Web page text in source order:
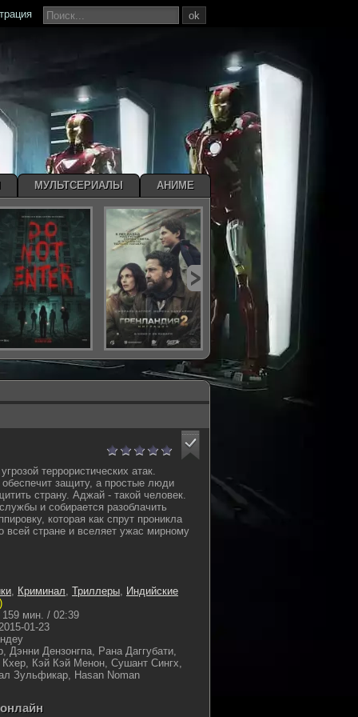
террористических атак.
защиту, а простые люди
страну. Аджай - такой человек.
и собирается разоблачить
которая как спрут проникла
всей стране и вселяет ужас мирному
, Криминал, Триллеры, Индийские
159 мин. / 02:39
01-23
Дэнни Дензонгпа, Рана Даггубати,
Кэй Кэй Менон, Сушант Сингх,
Зульфикар, Hasan Noman
ok
МУЛЬТСЕРИАЛЫ АНИМЕ